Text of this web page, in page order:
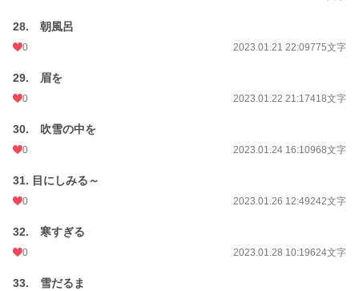
28. 朝風呂
0 2023.01.21 22:09775文字
29. 眉を
0 2023.01.22 21:17418文字
30. 吹雪の中を
0 2023.01.24 16:10968文字
31. 目にしみる～
0 2023.01.26 12:49242文字
32. 寒すぎる
0 2023.01.28 10:19624文字
33. 雪だるま